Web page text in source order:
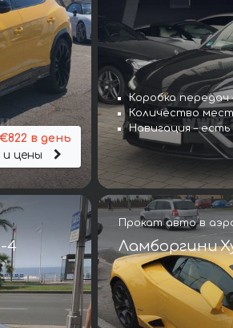
в день
и цены
Коробка передач
Количество мест
Навигация – есть
4
Прокат авто в
Ламборгини